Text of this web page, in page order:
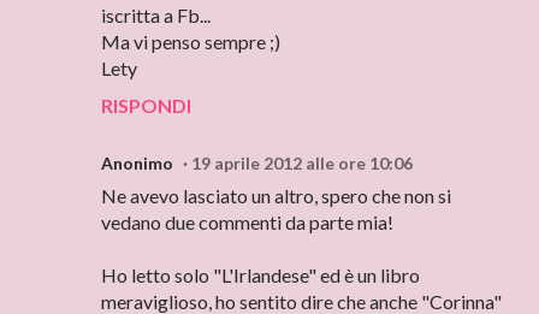
iscritta a Fb...
Ma vi penso sempre ;)
Lety
RISPONDI
Anonimo 19 aprile 2012 alle ore 10:06
Ne avevo lasciato un altro, spero che non si
vedano due commenti da parte mia!
Ho letto solo "L'Irlandese" ed è un libro
meraviglioso, ho sentito dire che anche "Corinna"